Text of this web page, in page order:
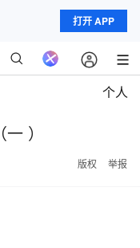
打开 APP
个人
）
版权 举报